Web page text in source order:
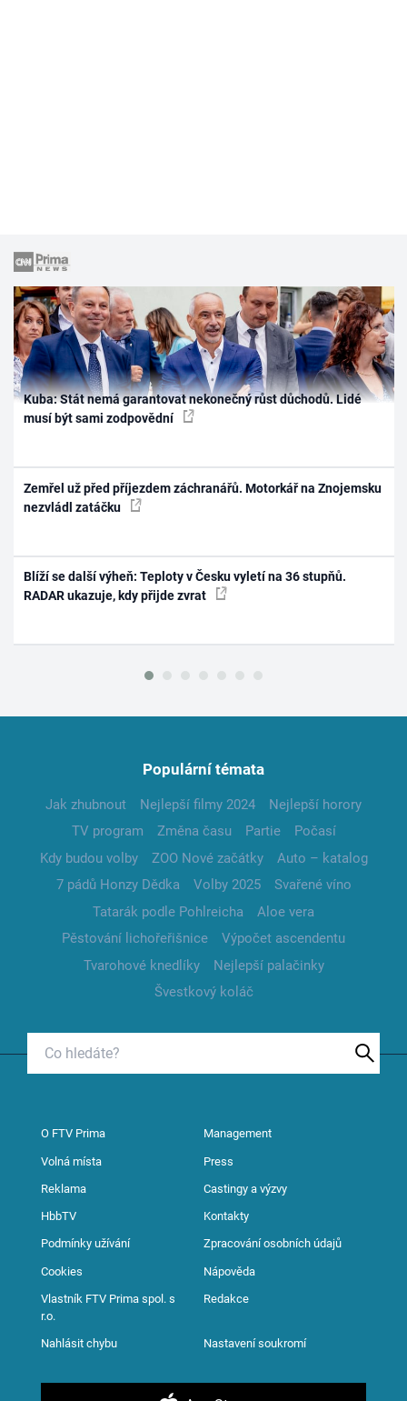
Kuba: Stát nemá garantovat nekonečný růst důchodů. Lidé
musí být sami zodpovědní
Zemřel už před příjezdem záchranářů. Motorkář na Znojemsku
nezvládl zatáčku
Blíží se další výheň: Teploty v Česku vyletí na 36 stupňů.
RADAR ukazuje, kdy přijde zvrat
Populární témata
Jak zhubnout Nejlepší filmy 2024
Nejlepší horory
TV program
Změna času Partie
Počasí
Kdy budou volby
ZOO Nové začátky
Auto – katalog
7 pádů Honzy Dědka
Volby 2025
Svařené víno
Tatarák podle Pohlreicha
Aloe vera
Pěstování lichořeřišnice
Výpočet ascendentu
Tvarohové knedlíky
Nejlepší palačinky
Švestkový koláč
O FTV Prima Management
Volná místa Press
Reklama Castingy a výzvy
HbbTV Kontakty
Podmínky užívání Zpracování osobních údajů
Cookies Nápověda
Vlastník FTV Prima spol. s
r.o.
Redakce
Nahlásit chybu Nastavení soukromí